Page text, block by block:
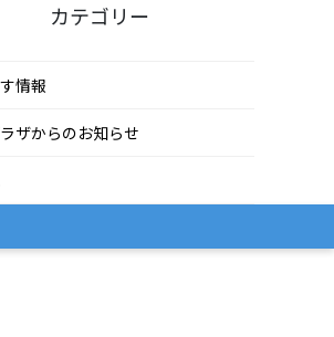
カテゴリー
情報
ザからのお知らせ